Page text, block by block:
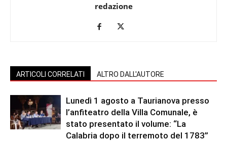
redazione
ARTICOLI CORRELATI ALTRO DALL'AUTORE
Lunedì 1 agosto a Taurianova presso
l’anfiteatro della Villa Comunale, è
stato presentato il volume: “La
Calabria dopo il terremoto del 1783”